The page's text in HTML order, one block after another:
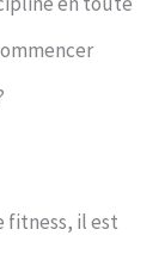
fitness, il est